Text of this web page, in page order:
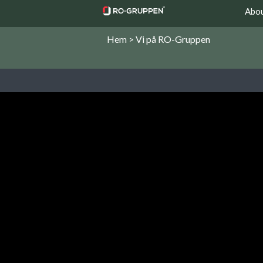
Hem > Vi på RO-Gruppen